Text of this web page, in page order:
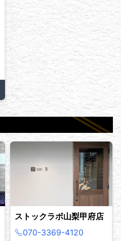
ストックラボ山梨甲府店
070-3369-4120